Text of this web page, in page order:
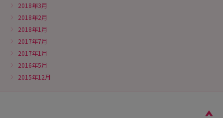
2018年3月
2018年2月
2018年1月
2017年7月
2017年1月
2016年5月
2015年12月